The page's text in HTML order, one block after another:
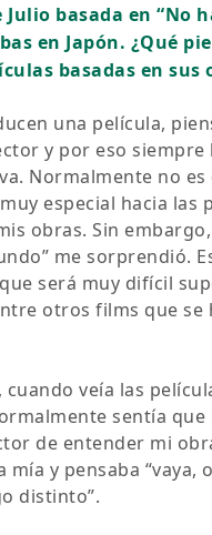
Julio basada en “No
en Japón. ¿Qué
basadas en sus
una película,
y por eso siempre
Normalmente no es
especial hacia las
obras. Sin
me sorprendió.
será muy difícil
otros films que se
cuando veía las
sentía que
de entender mi
mía y pensaba “vaya,
distinto”.